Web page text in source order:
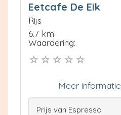
Eetcafe De Eik
Rijs
6.7 km
Waardering:
Meer informatie
Prijs van Espresso